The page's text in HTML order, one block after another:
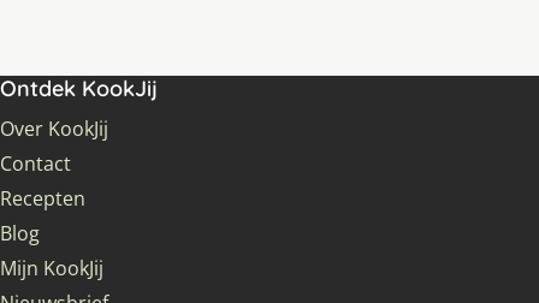
Ontdek KookJij
Over KookJij
Contact
Recepten
Blog
Mijn KookJij